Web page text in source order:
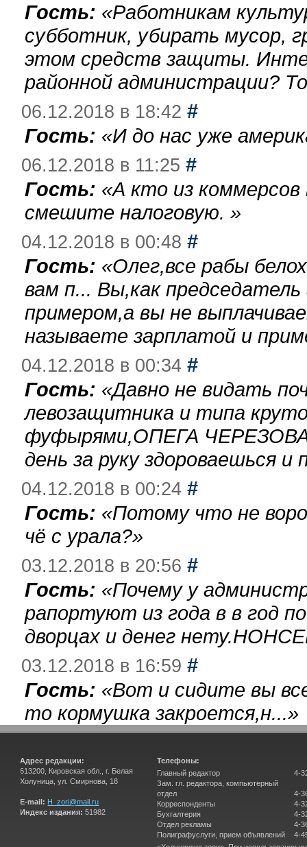
Гость: «Работникам
субботник, убирать мусор,
этом средств защиты.
районной администрации?
06.12.2018 в 18:42 #
Гость: «И до нас уже
06.12.2018 в 11:25 #
Гость: «А кто из
смешите налоговую. »
04.12.2018 в 00:48 #
Гость: «Олег,все рабы
вам п... Вы,как
примером,а вы не
называете зарплатой и
04.12.2018 в 00:34 #
Гость: «Давно не видать
левозащитника и типа
фуфырями,ОПЕГА
день за руку здороваешься
04.12.2018 в 00:24 #
Гость: «Потому что не
чё с урала?»
03.12.2018 в 20:56 #
Гость: «Почему у
рапортуют из года в в год
дворцах и денег
03.12.2018 в 16:59 #
Гость: «Вот и сидите вы
то кормушка закроется,н...»
Адрес редакции:
613200, Кировская обл., г. Белая
Холуница, ул. Смирнова, 18
E-mail: H_zori@mail.ru
Индекс издания: 51982
Телефоны:
Главный редактор
Зам. гл. редактора, компьютерный
отдел
Корреспонденты
Бухгалтерия
Отдел рекламы
Полиграфуслуги, прием объявлений
4-
4-
4-
4-
4-
4-